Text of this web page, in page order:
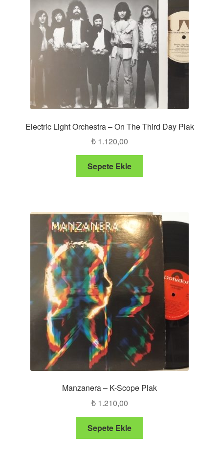
Electric Light Orchestra – On The Third Day Plak
₺1.120,00
Sepete Ekle
Manzanera – K-Scope Plak
₺1.210,00
Sepete Ekle